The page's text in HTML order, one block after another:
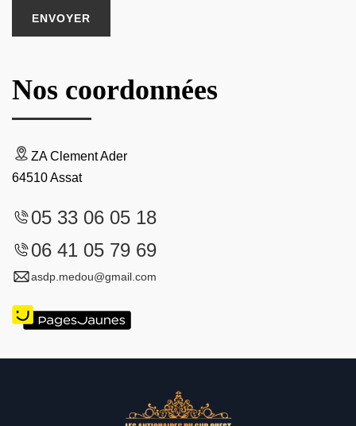
Nos coordonnées
ZA Clement Ader
64510 Assat
05 33 06 05 18
06 41 05 79 69
asdp.medou@gmail.com